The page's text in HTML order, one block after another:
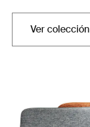
Ver colección